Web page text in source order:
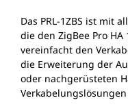
Das PRL-1ZBS ist mit
die den ZigBee Pro
vereinfacht den
die Erweiterung der
oder nachgerüsteten